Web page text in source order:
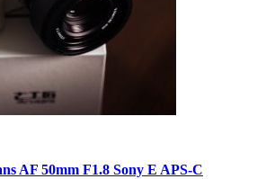
AF 50mm F1.8 Sony E APS-C